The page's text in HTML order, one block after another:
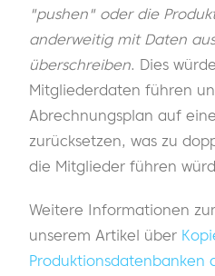
"pushen" oder die
anderweitig mit Daten
überschreiben. Dies
Mitgliederdaten führen
Abrechnungsplan auf
zurücksetzen, was zu
die Mitglieder führen
Weitere Informationen
unserem Artikel über
Produktionsdatenbanken